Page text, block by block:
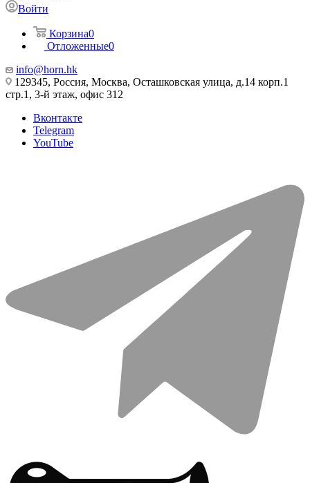
Войти
Корзина0
Отложенные0
info@horn.hk
129345, Россия, Москва, Осташковская улица, д.14 корп.1
стр.1, 3-й этаж, офис 312
Вконтакте
Telegram
YouTube